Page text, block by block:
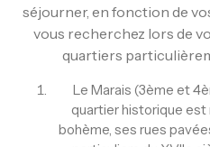
séjourner, en fonction de
vous recherchez lors de
quartiers
Le Marais (3ème et
quartier historique
bohème, ses rues